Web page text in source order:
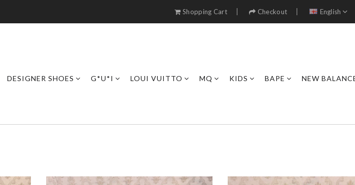
Shopping Cart Checkout English
DESIGNER SHOES G*U*I LOUI VUITTO MQ KIDS BAPE NEW